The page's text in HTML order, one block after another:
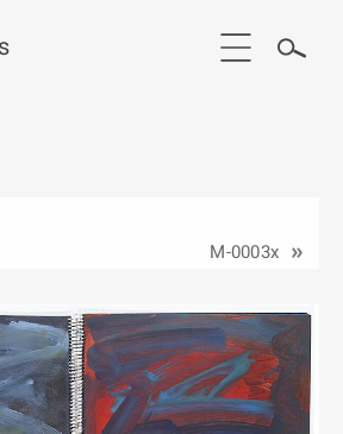
groups
M-0003x